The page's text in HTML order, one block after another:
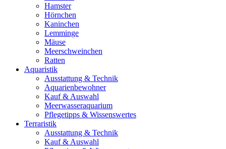
Hamster
Hörnchen
Kaninchen
Lemminge
Mäuse
Meerschweinchen
Ratten
Aquaristik
Ausstattung & Technik
Aquarienbewohner
Kauf & Auswahl
Meerwasseraquarium
Pflegetipps & Wissenswertes
Terraristik
Ausstattung & Technik
Kauf & Auswahl